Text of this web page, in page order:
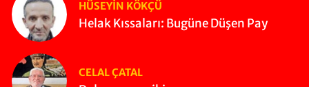
HÜSEYIN KÖKÇÜ
Helak Kıssaları: Bugüne Düşen Pay
CELAL ÇATAL